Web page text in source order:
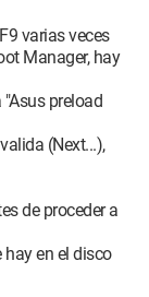
varias veces
Manager, hay
preload
(Next...),
de proceder a
hay en el disco